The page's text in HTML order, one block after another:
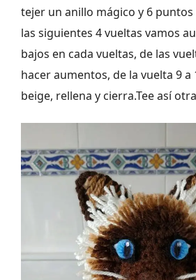
tejer un anillo mágico y 6
las siguientes 4 vueltas vamos
bajos en cada vueltas, de las
hacer aumentos, de la vuelta 9 a
beige, rellena y cierra.Tee así